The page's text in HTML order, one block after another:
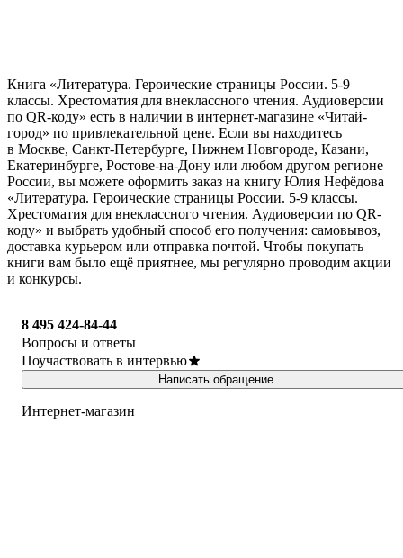
Книга «Литература. Героические страницы России. 5-9
классы. Хрестоматия для внеклассного чтения. Аудиоверсии
по QR-коду» есть в наличии в интернет-магазине «Читай-
город» по привлекательной цене. Если вы находитесь
в Москве, Санкт-Петербурге, Нижнем Новгороде, Казани,
Екатеринбурге, Ростове-на-Дону или любом другом регионе
России, вы можете оформить заказ на книгу Юлия Нефёдова
«Литература. Героические страницы России. 5-9 классы.
Хрестоматия для внеклассного чтения. Аудиоверсии по QR-
коду» и выбрать удобный способ его получения: самовывоз,
доставка курьером или отправка почтой. Чтобы покупать
книги вам было ещё приятнее, мы регулярно проводим акции
и конкурсы.
8 495 424-84-44
Вопросы и ответы
Поучаствовать в интервью
Написать обращение
Интернет-магазин